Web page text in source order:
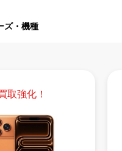
ズ・機種
取強化！